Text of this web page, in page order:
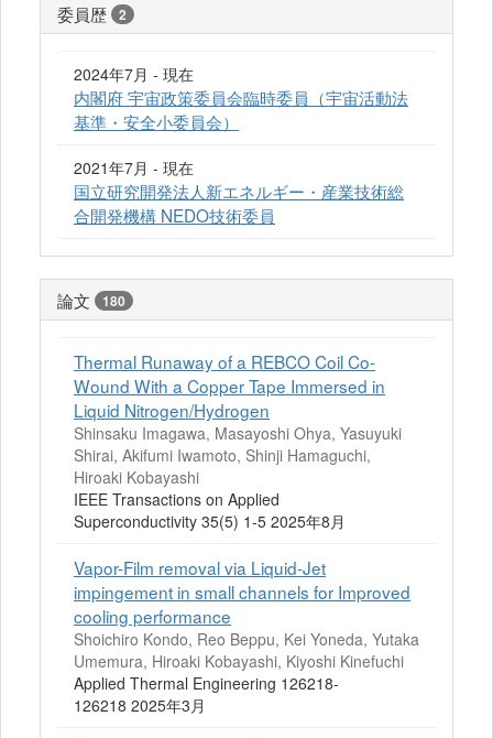
委員歴 2
2024年7月 - 現在
内閣府 宇宙政策委員会臨時委員（宇宙活動法
基準・安全小委員会）
2021年7月 - 現在
国立研究開発法人新エネルギー・産業技術総
合開発機構 NEDO技術委員
論文 180
Thermal Runaway of a REBCO Coil Co-
Wound With a Copper Tape Immersed in
Liquid Nitrogen/Hydrogen
Shinsaku Imagawa, Masayoshi Ohya, Yasuyuki
Shirai, Akifumi Iwamoto, Shinji Hamaguchi,
Hiroaki Kobayashi
IEEE Transactions on Applied
Superconductivity 35(5) 1-5 2025年8月
Vapor-Film removal via Liquid-Jet
impingement in small channels for Improved
cooling performance
Shoichiro Kondo, Reo Beppu, Kei Yoneda, Yutaka
Umemura, Hiroaki Kobayashi, Kiyoshi Kinefuchi
Applied Thermal Engineering 126218-
126218 2025年3月